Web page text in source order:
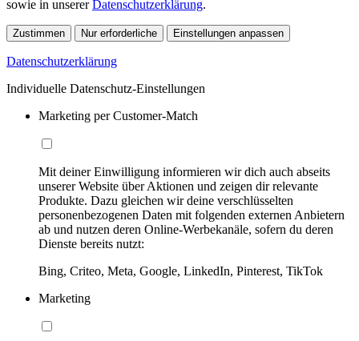
sowie in unsererDatenschutzerklärung.
Zustimmen Nur erforderliche Einstellungen anpassen
Datenschutzerklärung
Individuelle Datenschutz-Einstellungen
Marketing per Customer-Match
Mit deiner Einwilligung informieren wir dich auch abseits
unserer Website über Aktionen und zeigen dir relevante
Produkte. Dazu gleichen wir deine verschlüsselten
personenbezogenen Daten mit folgenden externen Anbietern
ab und nutzen deren Online-Werbekanäle, sofern du deren
Dienste bereits nutzt:
Bing, Criteo, Meta, Google, LinkedIn, Pinterest, TikTok
Marketing